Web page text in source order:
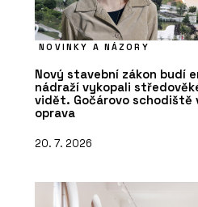
NOVINKY A NÁZORY
Nový stavební zákon budí
nádraží vykopali
vidět. Gočárovo schodiště
oprava
20. 7. 2026